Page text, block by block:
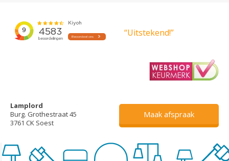
“Uitstekend!”
Lamplord
Burg. Grothestraat 45
3761 CK Soest
Maak afspraak